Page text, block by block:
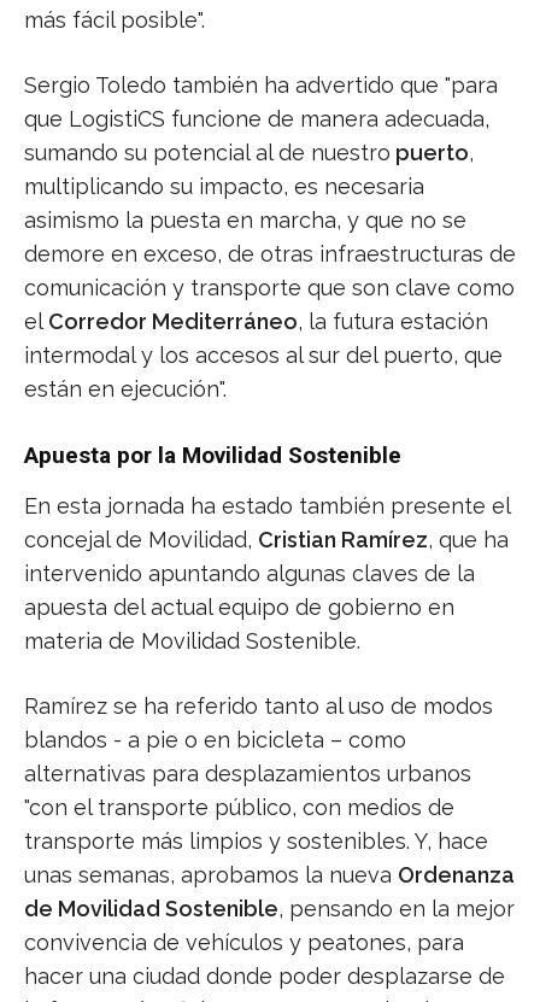
más fácil posible".
Sergio Toledo también ha advertido que "para
que LogistiCS funcione de manera adecuada,
sumando su potencial al de nuestro puerto,
multiplicando su impacto, es necesaria
asimismo la puesta en marcha, y que no se
demore en exceso, de otras infraestructuras de
comunicación y transporte que son clave como
el Corredor Mediterráneo, la futura estación
intermodal y los accesos al sur del puerto, que
están en ejecución".
Apuesta por la Movilidad Sostenible
En esta jornada ha estado también presente el
concejal de Movilidad, Cristian Ramírez, que ha
intervenido apuntando algunas claves de la
apuesta del actual equipo de gobierno en
materia de Movilidad Sostenible.
Ramírez se ha referido tanto al uso de modos
blandos - a pie o en bicicleta – como
alternativas para desplazamientos urbanos
"con el transporte público, con medios de
transporte más limpios y sostenibles. Y, hace
unas semanas, aprobamos la nueva Ordenanza
de Movilidad Sostenible, pensando en la mejor
convivencia de vehículos y peatones, para
hacer una ciudad donde poder desplazarse de